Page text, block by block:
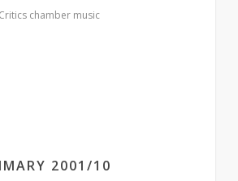
Critics chamber music
2001/10